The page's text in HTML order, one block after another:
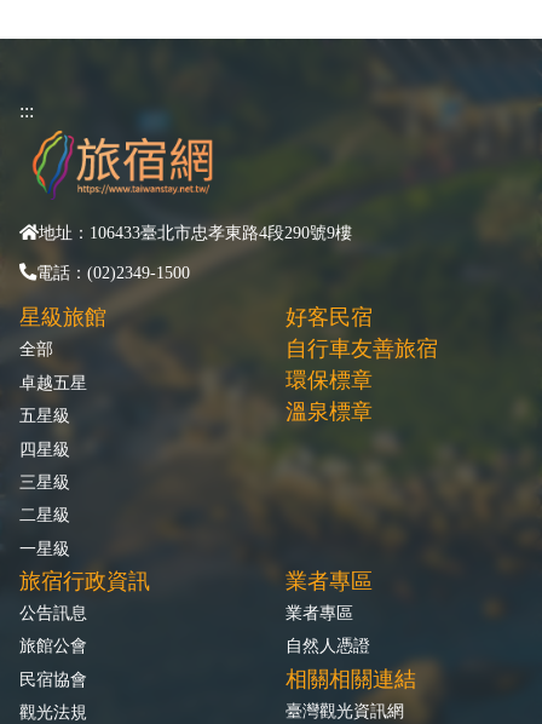
:::
地址：106433臺北市忠孝東路4段290號9樓
電話：(02)2349-1500
星級旅館
全部
卓越五星
五星級
四星級
三星級
二星級
一星級
好客民宿
自行車友善旅宿
環保標章
溫泉標章
旅宿行政資訊
公告訊息
旅館公會
民宿協會
觀光法規
業者專區
業者專區
自然人憑證
相關相關連結
臺灣觀光資訊網